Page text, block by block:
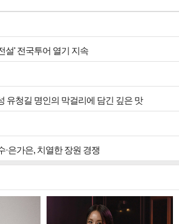
설' 전국투어 열기 지속
유청길 명인의 막걸리에 담긴 깊은 맛
·은가은, 치열한 장원 경쟁